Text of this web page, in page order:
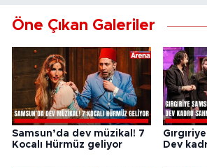
Öne Çıkan Galeriler
Samsun’da dev müzikal! 7
Kocalı Hürmüz geliyor
Dev